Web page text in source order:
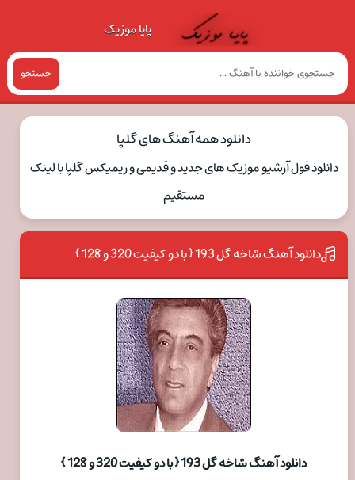
پایا موزیک
جستجو
دانلود همه آهنگ های گلپا
دانلود فول آرشیو موزیک های جدید و قدیمی و ریمیکس گلپا با لینک
مستقیم
دانلود آهنگ شاخه گل 193 { با دو کیفیت 320 و 128 }
دانلود آهنگ شاخه گل 193 { با دو کیفیت 320 و 128 }